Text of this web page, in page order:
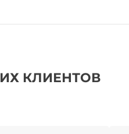
КЛИЕНТОВ